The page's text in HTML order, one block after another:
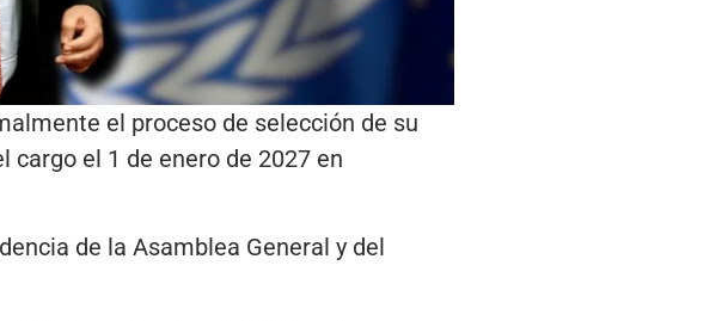
el proceso de selección de su
cargo el 1 de enero de 2027 en
de la Asamblea General y del